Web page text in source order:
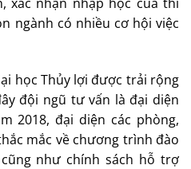
ngành có nhiều cơ hội việc
học Thủy lợi được trải rộng
đội ngũ tư vấn là đại diện
2018, đại diện các phòng,
mắc về chương trình đào
như chính sách hỗ trợ